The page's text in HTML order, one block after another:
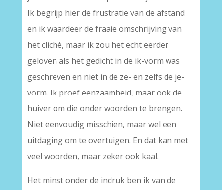
Ik begrijp hier de frustratie van de afstand
en ik waardeer de fraaie omschrijving van
het cliché, maar ik zou het echt eerder
geloven als het gedicht in de ik-vorm was
geschreven en niet in de ze- en zelfs de je-
vorm. Ik proef eenzaamheid, maar ook de
huiver om die onder woorden te brengen.
Niet eenvoudig misschien, maar wel een
uitdaging om te overtuigen. En dat kan met
veel woorden, maar zeker ook kaal.
Het minst onder de indruk ben ik van de